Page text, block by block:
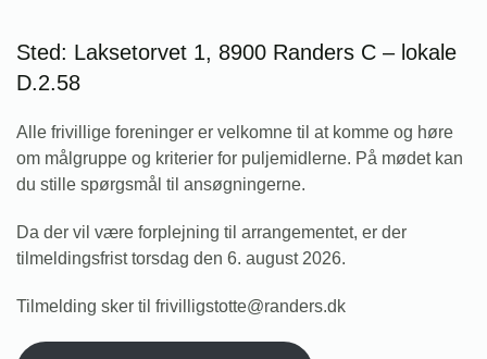
Sted: Laksetorvet 1, 8900 Randers C – lokale
D.2.58
Alle frivillige foreninger er velkomne til at komme og høre
om målgruppe og kriterier for puljemidlerne. På mødet kan
du stille spørgsmål til ansøgningerne.
Da der vil være forplejning til arrangementet, er der
tilmeldingsfrist torsdag den 6. august 2026.
Tilmelding sker til frivilligstotte@randers.dk